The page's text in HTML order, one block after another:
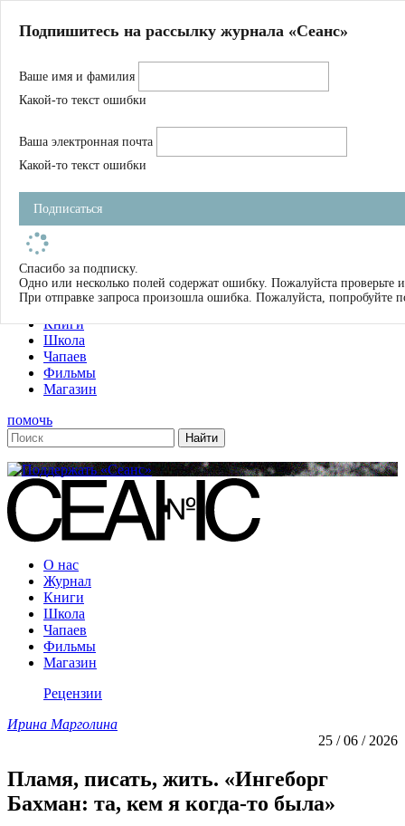
Магазин
Журнал
Школа
Устав
Фильмы
Имена
Тэги
О нас
Журнал
Книги
Школа
Чапаев
Фильмы
Магазин
помочь
О нас
Журнал
Книги
Школа
Чапаев
Фильмы
Магазин
Рецензии
Ирина Марголина
25 / 06 / 2026
Пламя, писать, жить. «Ингеборг
Бахман: та, кем я когда-то была»
Подпишитесь на рассылку журнала «Сеанс»
Ваше имя и фамилия
Какой-то текст ошибки
Ваша электронная почта
Какой-то текст ошибки
Подписаться
Спасибо за подписку.
Одно или несколько полей содержат ошибку. Пожалуйста проверьте
При отправке запроса произошла ошибка. Пожалуйста, попробуйте